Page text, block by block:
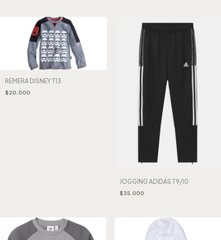
REMERA DISNEY T13
$20.000
JOGGING ADIDAS T9/10
$35.000